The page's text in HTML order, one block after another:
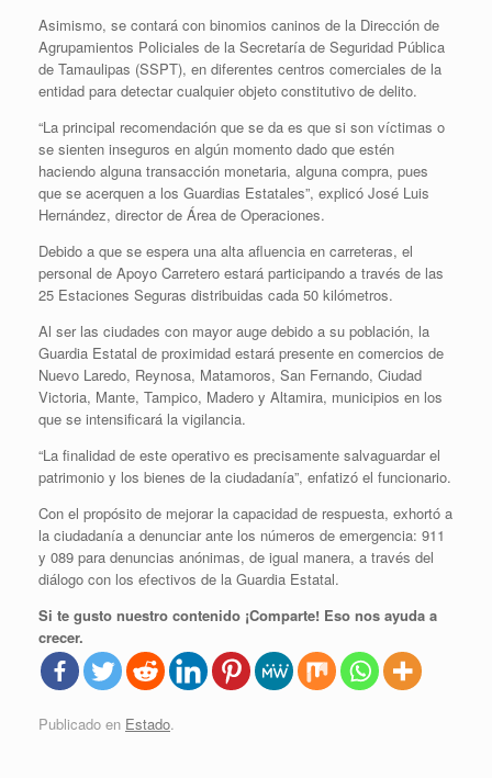
Asimismo, se contará con binomios caninos de la Dirección de
Agrupamientos Policiales de la Secretaría de Seguridad Pública
de Tamaulipas (SSPT), en diferentes centros comerciales de la
entidad para detectar cualquier objeto constitutivo de delito.
“La principal recomendación que se da es que si son víctimas o
se sienten inseguros en algún momento dado que estén
haciendo alguna transacción monetaria, alguna compra, pues
que se acerquen a los Guardias Estatales”, explicó José Luis
Hernández, director de Área de Operaciones.
Debido a que se espera una alta afluencia en carreteras, el
personal de Apoyo Carretero estará participando a través de las
25 Estaciones Seguras distribuidas cada 50 kilómetros.
Al ser las ciudades con mayor auge debido a su población, la
Guardia Estatal de proximidad estará presente en comercios de
Nuevo Laredo, Reynosa, Matamoros, San Fernando, Ciudad
Victoria, Mante, Tampico, Madero y Altamira, municipios en los
que se intensificará la vigilancia.
“La finalidad de este operativo es precisamente salvaguardar el
patrimonio y los bienes de la ciudadanía”, enfatizó el funcionario.
Con el propósito de mejorar la capacidad de respuesta, exhortó a
la ciudadanía a denunciar ante los números de emergencia: 911
y 089 para denuncias anónimas, de igual manera, a través del
diálogo con los efectivos de la Guardia Estatal.
Si te gusto nuestro contenido ¡Comparte! Eso nos ayuda a
crecer.
Publicado en Estado.